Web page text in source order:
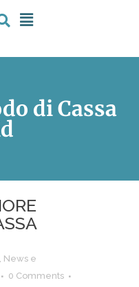
di Cassa
, News e
0 Comments